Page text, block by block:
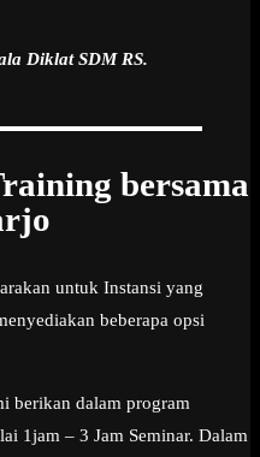
Diklat SDM RS.
bersama
untuk Instansi yang
beberapa opsi
berikan dalam program
1jam – 3 Jam Seminar. Dalam